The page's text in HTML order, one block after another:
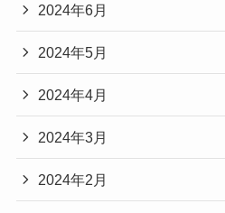
2024年6月
2024年5月
2024年4月
2024年3月
2024年2月